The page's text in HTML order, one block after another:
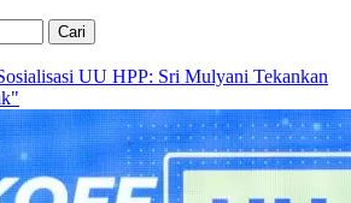
UU HPP: Sri Mulyani Tekankan